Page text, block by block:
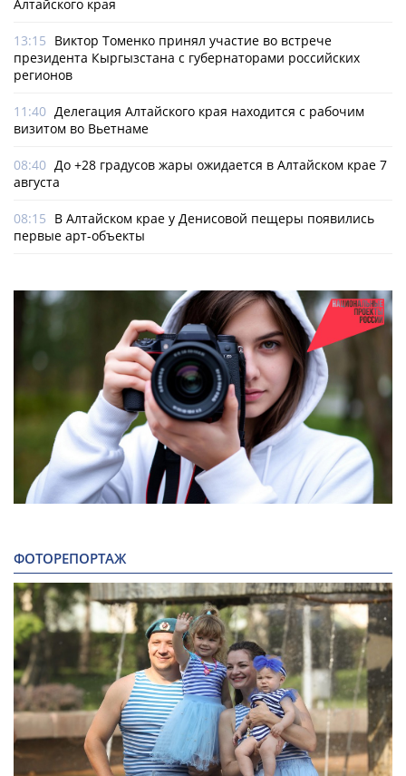
Алтайского края
13:15 Виктор Томенко принял участие во встрече
президента Кыргызстана с губернаторами российских
регионов
11:40 Делегация Алтайского края находится с рабочим
визитом во Вьетнаме
08:40 До +28 градусов жары ожидается в Алтайском крае 7
августа
08:15 В Алтайском крае у Денисовой пещеры появились
первые арт-объекты
ФОТОРЕПОРТАЖ